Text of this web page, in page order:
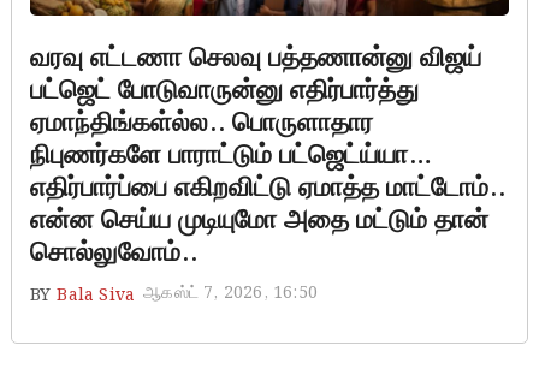
வரவு எட்டணா செலவு பத்தணான்னு விஜய்
பட்ஜெட் போடுவாருன்னு எதிர்பார்த்து
ஏமாந்திங்கள்ல்ல.. பொருளாதார
நிபுணர்களே பாராட்டும் பட்ஜெட்ய்யா…
எதிர்பார்ப்பை எகிறவிட்டு ஏமாத்த மாட்டோம்..
என்ன செய்ய முடியுமோ அதை மட்டும் தான்
சொல்லுவோம்..
BY Bala Siva ஆகஸ்ட் 7, 2026, 16:50